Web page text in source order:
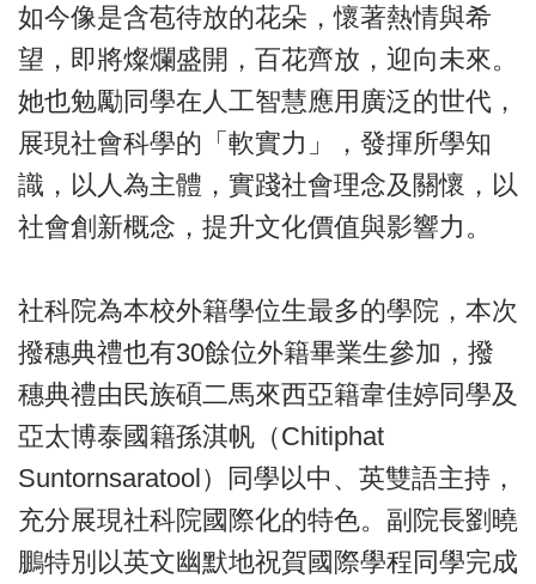
如今像是含苞待放的花朵，懷著熱情與希
望，即將燦爛盛開，百花齊放，迎向未來。
她也勉勵同學在人工智慧應用廣泛的世代，
展現社會科學的「軟實力」，發揮所學知
識，以人為主體，實踐社會理念及關懷，以
社會創新概念，提升文化價值與影響力。
社科院為本校外籍學位生最多的學院，本次
撥穗典禮也有30餘位外籍畢業生參加，撥
穗典禮由民族碩二馬來西亞籍韋佳婷同學及
亞太博泰國籍孫淇帆（Chitiphat
Suntornsaratool）同學以中、英雙語主持，
充分展現社科院國際化的特色。副院長劉曉
鵬特別以英文幽默地祝賀國際學程同學完成